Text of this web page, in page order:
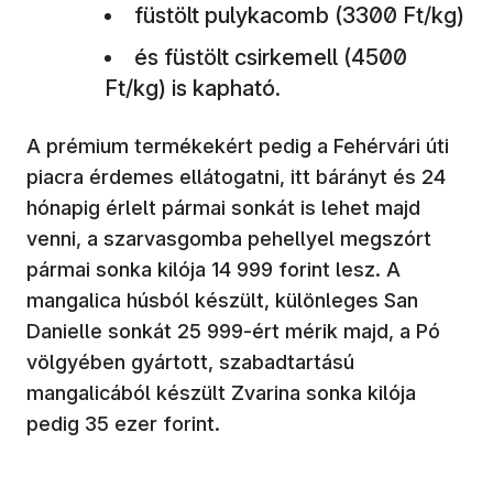
füstölt pulykacomb (3300 Ft/kg)
és füstölt csirkemell (4500
Ft/kg) is kapható.
A prémium termékekért pedig a Fehérvári úti
piacra érdemes ellátogatni, itt bárányt és 24
hónapig érlelt pármai sonkát is lehet majd
venni, a szarvasgomba pehellyel megszórt
pármai sonka kilója 14 999 forint lesz. A
mangalica húsból készült, különleges San
Danielle sonkát 25 999-ért mérik majd, a Pó
völgyében gyártott, szabadtartású
mangalicából készült Zvarina sonka kilója
pedig 35 ezer forint.